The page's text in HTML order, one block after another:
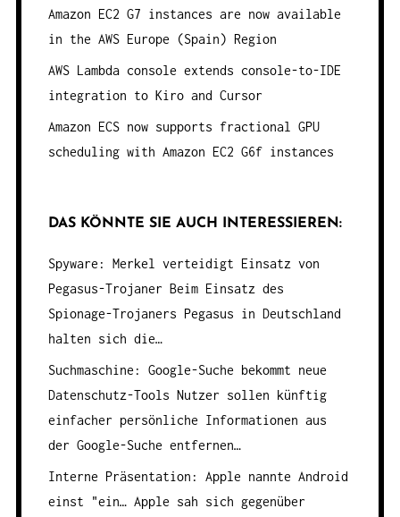
Amazon EC2 G7 instances are now available
in the AWS Europe (Spain) Region
AWS Lambda console extends console-to-IDE
integration to Kiro and Cursor
Amazon ECS now supports fractional GPU
scheduling with Amazon EC2 G6f instances
DAS KÖNNTE SIE AUCH INTERESSIEREN:
Spyware: Merkel verteidigt Einsatz von
Pegasus-Trojaner Beim Einsatz des
Spionage-Trojaners Pegasus in Deutschland
halten sich die…
Suchmaschine: Google-Suche bekommt neue
Datenschutz-Tools Nutzer sollen künftig
einfacher persönliche Informationen aus
der Google-Suche entfernen…
Interne Präsentation: Apple nannte Android
einst "ein…Apple sah sich gegenüber